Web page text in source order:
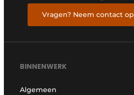
Vragen? Neem contact op
BINNENWERK
Algemeen